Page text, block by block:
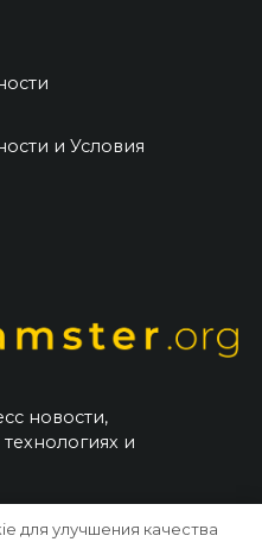
и Условия
новости,
и
для улучшения качества